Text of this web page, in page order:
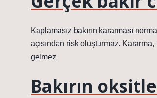
Kaplamasız bakırın kararması
açısından risk oluşturmaz.
gelmez.
Bakırın